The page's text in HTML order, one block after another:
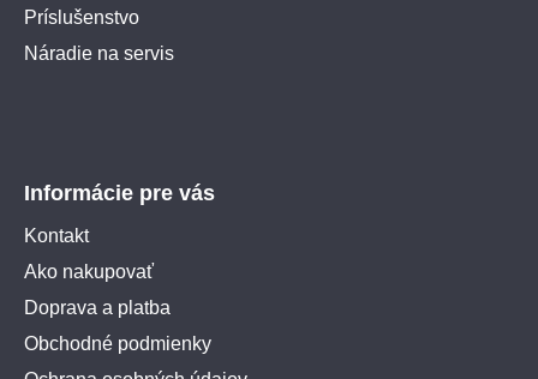
Príslušenstvo
Náradie na servis
Informácie pre vás
Kontakt
Ako nakupovať
Doprava a platba
Obchodné podmienky